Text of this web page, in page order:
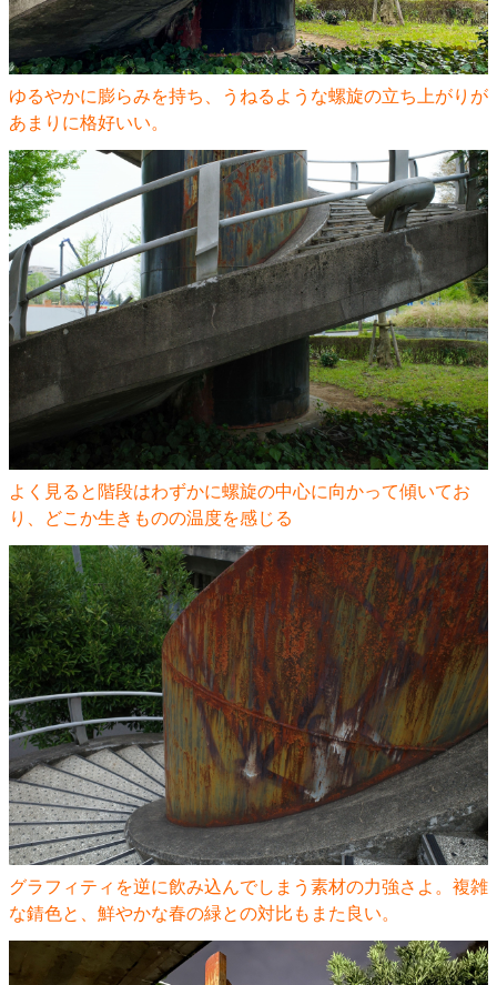
ゆるやかに膨らみを持ち、うねるような螺旋の立ち上がりが
あまりに格好いい。
よく見ると階段はわずかに螺旋の中心に向かって傾いてお
り、どこか生きものの温度を感じる
グラフィティを逆に飲み込んでしまう素材の力強さよ。複雑
な錆色と、鮮やかな春の緑との対比もまた良い。